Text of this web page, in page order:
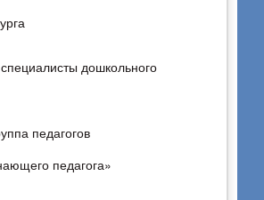
дошкольного
педагогов
педагога»